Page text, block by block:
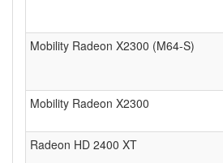
Mobility Radeon X2300 (M64-S)
Mobility Radeon X2300
Radeon HD 2400 XT